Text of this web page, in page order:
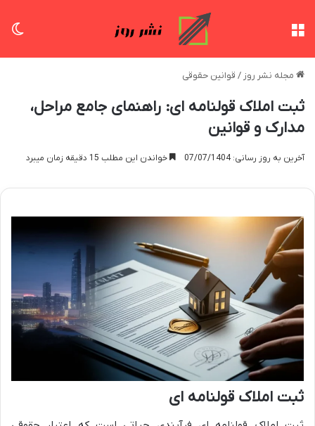
مجله نشر روز / قوانین حقوقی
ثبت املاک قولنامه ای: راهنمای جامع مراحل،
مدارک و قوانین
آخرین به روز رسانی: 07/07/1404 خواندن این مطلب 15 دقیقه زمان میبرد
ثبت املاک قولنامه ای